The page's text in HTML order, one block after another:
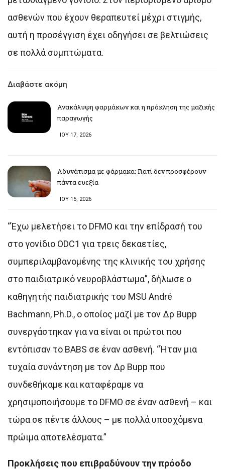
ασθενών που έχουν θεραπευτεί μέχρι στιγμής,
αυτή η προσέγγιση έχει οδηγήσει σε βελτιώσεις
σε πολλά συμπτώματα.
Διαβάστε ακόμη
Ανακάλυψη φαρμάκων και η πρόκληση της μαζικής
παραγωγής
ΙΟΥ 17, 2026
Αδυνάτισμα με φάρμακα: Γιατί δεν προσφέρουν
πάντα ευεξία
ΙΟΥ 15, 2026
“Έχω μελετήσει το DFMO και την επίδρασή του
στο γονίδιο ODC1 για τρεις δεκαετίες,
συμπεριλαμβανομένης της κλινικής του χρήσης
στο παιδιατρικό νευροβλάστωμα”, δήλωσε ο
καθηγητής παιδιατρικής του MSU André
Bachmann, Ph.D., ο οποίος μαζί με τον Δρ Bupp
συνεργάστηκαν για να είναι οι πρώτοι που
εντόπισαν το BABS σε έναν ασθενή. “Ήταν μια
τυχαία συνάντηση με τον Δρ Bupp που
συνδεθήκαμε και καταφέραμε να
χρησιμοποιήσουμε το DFMO σε έναν ασθενή – και
τώρα σε πέντε άλλους – με πολλά υποσχόμενα
πρώιμα αποτελέσματα.”
Προκλήσεις που επιβραδύνουν την πρόοδο